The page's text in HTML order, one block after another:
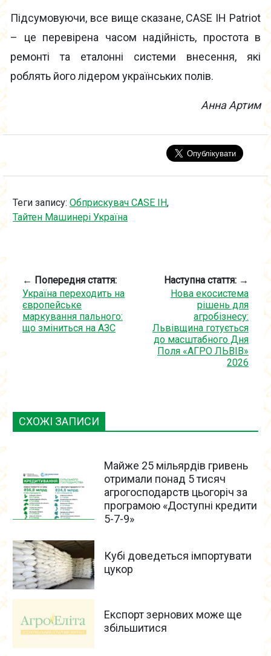
Підсумовуючи, все вище сказане, CASE IH Patriot
– це перевірена часом надійність, простота в
ремонті та еталонні системи внесення, які
роблять його лідером українських полів.
Анна Артим
Теги запису: Обприскувач CASE IH,
Тайтен Машинері Україна
← Попередня стаття:
Україна переходить на
європейське
маркування пального:
що зміниться на АЗС
Наступна стаття: →
Нова екосистема
рішень для
агробізнесу:
Львівщина готується
до масштабного Дня
Поля «АГРО ЛЬВІВ»
2026
СХОЖІ ЗАПИСИ
Майже 25 мільярдів гривень
отримали понад 5 тисяч
агрогосподарств цьогоріч за
програмою «Доступні кредити
5-7-9»
Кубі доведеться імпортувати
цукор
Експорт зернових може ще
збільшитися